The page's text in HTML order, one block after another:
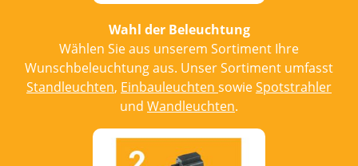
Wahl der Beleuchtung
Wählen Sie aus unserem Sortiment Ihre
Wunschbeleuchtung aus. Unser Sortiment umfasst
Standleuchten, Einbauleuchten sowieSpotstrahler
und Wandleuchten.